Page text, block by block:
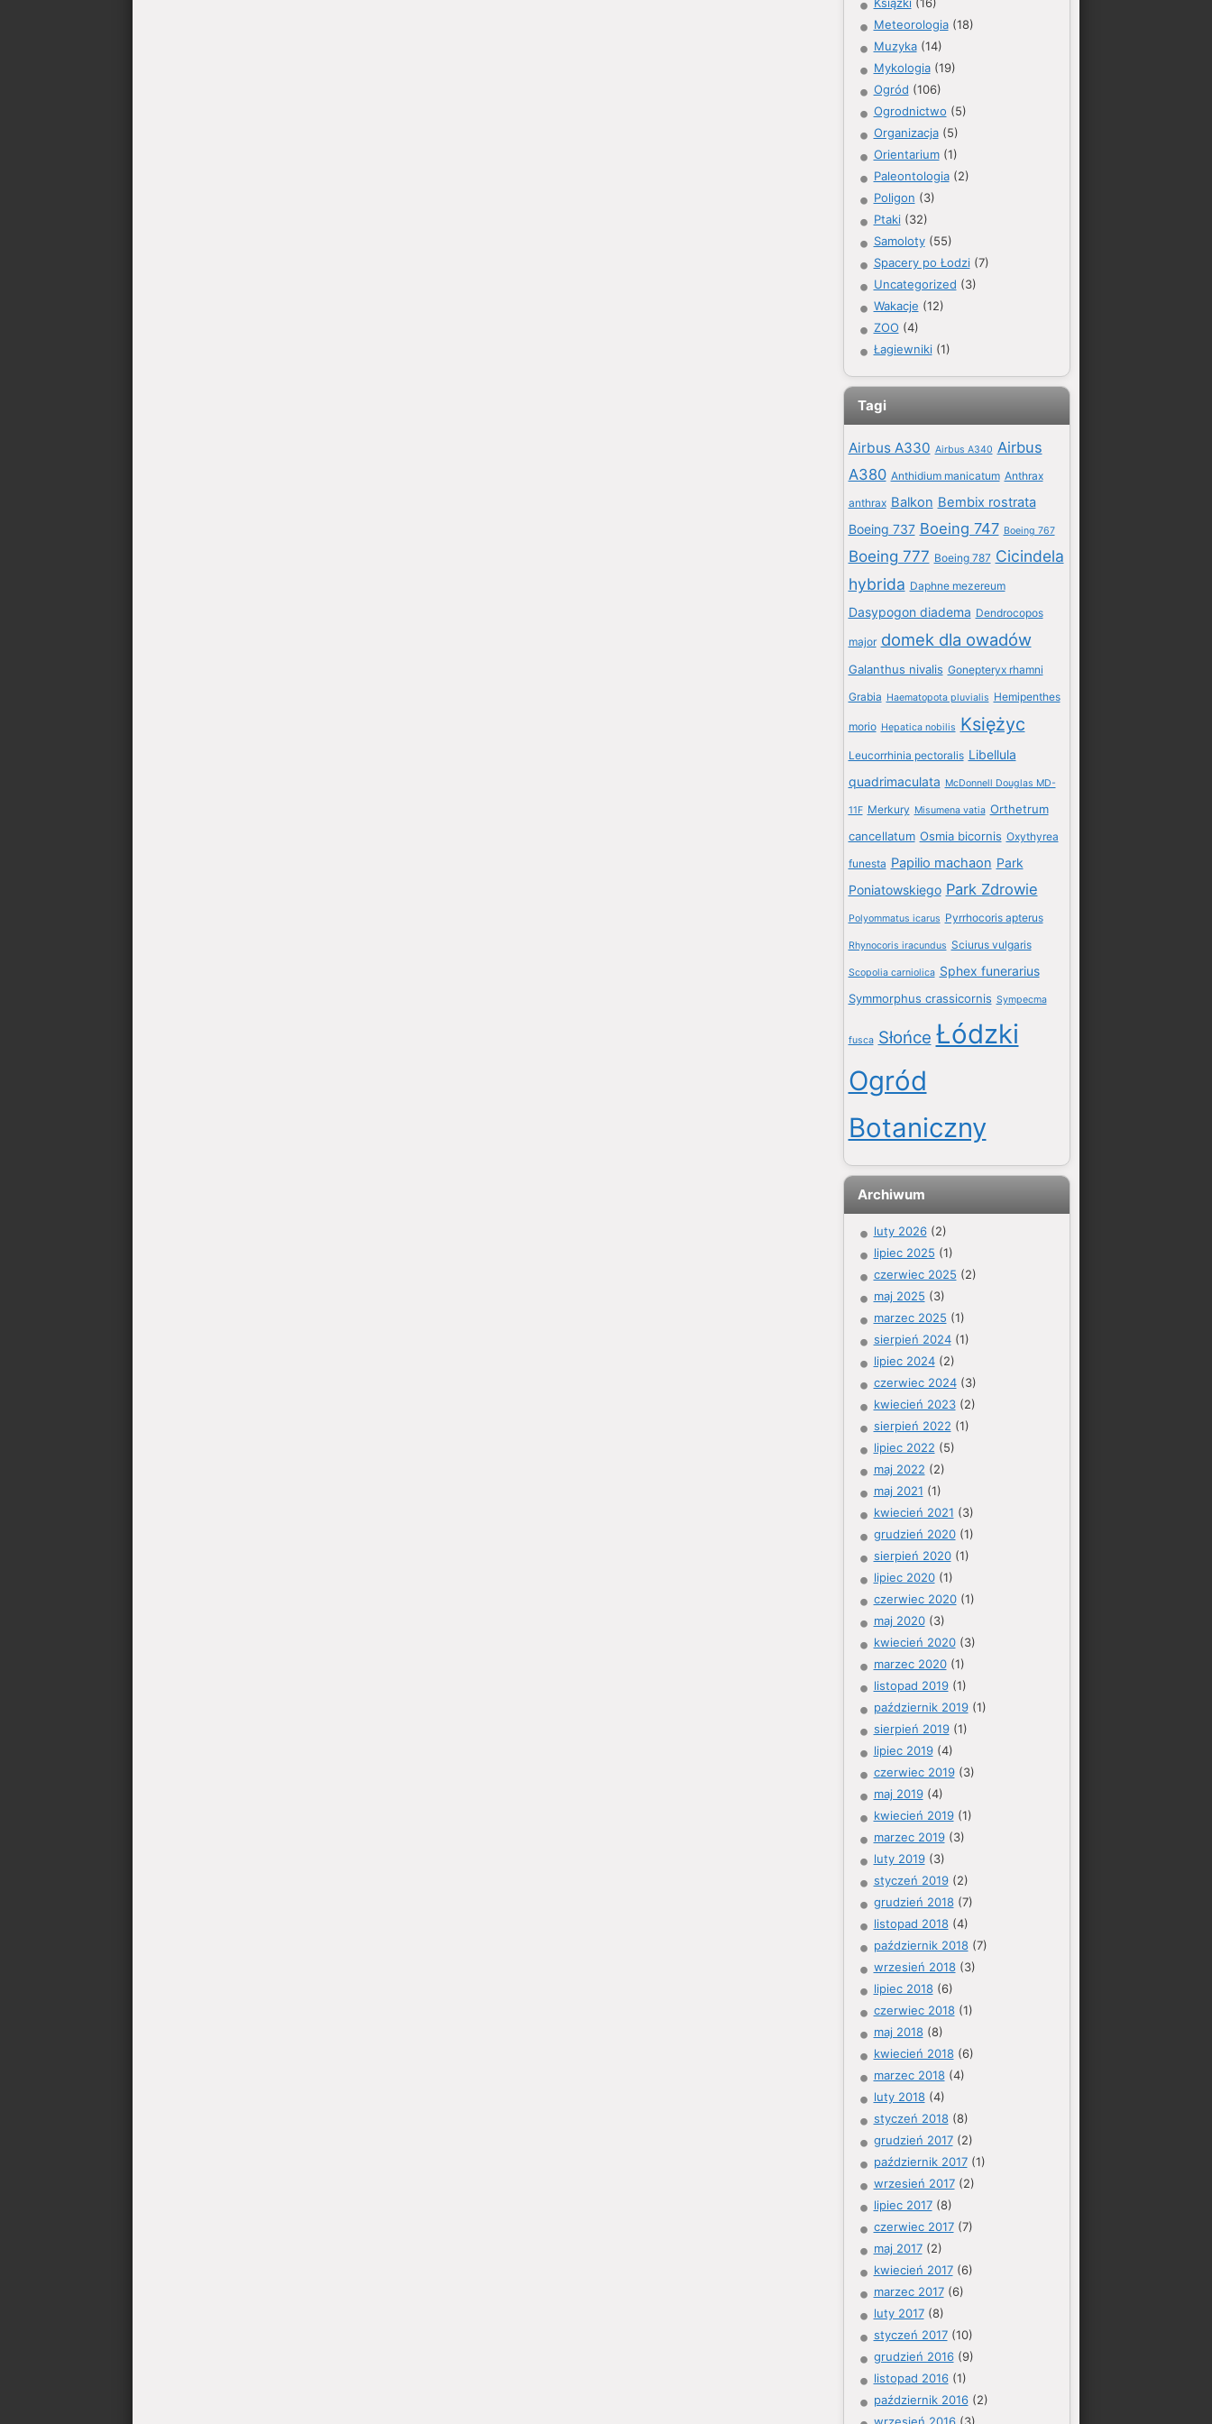
Meteorologia(18)
Muzyka(14)
Mykologia(19)
Ogród (106)
Ogrodnictwo (5)
Organizacja(5)
Orientarium(1)
Paleontologia(2)
Poligon (3)
Ptaki(32)
Samoloty(55)
Spacery po Łodzi(7)
Uncategorized (3)
Wakacje (12)
ZOO (4)
Łagiewniki(1)
Tagi
Airbus A330 Airbus A340 Airbus
A380 Anthidium manicatum Anthrax
anthrax Balkon Bembix rostrata
Boeing 737 Boeing 747 Boeing 767
Boeing 777 Boeing 787 Cicindela
hybrida Daphne mezereum
Dasypogon diadema Dendrocopos
major domek dla owadów
Galanthus nivalis Gonepteryx rhamni
Grabia Haematopota pluvialis Hemipenthes
morio Hepatica nobilis Księżyc
Leucorrhinia pectoralis Libellula
quadrimaculata McDonnell Douglas MD-
11F Merkury Misumena vatia Orthetrum
cancellatum Osmia bicornis Oxythyrea
funesta Papilio machaon Park
Poniatowskiego Park Zdrowie
Polyommatus icarus Pyrrhocoris apterus
Rhynocoris iracundus Sciurus vulgaris
Scopolia carniolica Sphex funerarius
Symmorphus crassicornis Sympecma
fusca Słońce Łódzki
Ogród
Botaniczny
Archiwum
luty 2026(2)
lipiec 2025 (1)
czerwiec 2025 (2)
maj 2025 (3)
marzec 2025 (1)
sierpień 2024(1)
lipiec 2024(2)
czerwiec 2024(3)
kwiecień 2023(2)
sierpień 2022 (1)
lipiec 2022 (5)
maj 2022 (2)
maj 2021 (1)
kwiecień 2021 (3)
grudzień 2020(1)
sierpień 2020(1)
lipiec 2020(1)
czerwiec 2020(1)
maj 2020(3)
kwiecień 2020(3)
marzec 2020(1)
listopad 2019(1)
październik 2019(1)
sierpień 2019(1)
lipiec 2019(4)
czerwiec 2019(3)
maj 2019(4)
kwiecień 2019(1)
marzec 2019(3)
luty 2019(3)
styczeń 2019(2)
grudzień 2018(7)
listopad 2018(4)
październik 2018(7)
wrzesień 2018(3)
lipiec 2018(6)
czerwiec 2018(1)
maj 2018(8)
kwiecień 2018(6)
marzec 2018(4)
luty 2018(4)
styczeń 2018(8)
grudzień 2017(2)
październik 2017(1)
wrzesień 2017(2)
lipiec 2017(8)
czerwiec 2017(7)
maj 2017(2)
kwiecień 2017(6)
marzec 2017(6)
luty 2017(8)
styczeń 2017(10)
grudzień 2016(9)
listopad 2016(1)
październik 2016(2)
wrzesień 2016(3)